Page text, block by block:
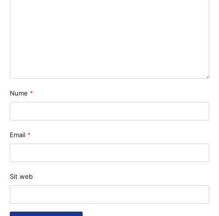
Nume *
Email *
Sit web